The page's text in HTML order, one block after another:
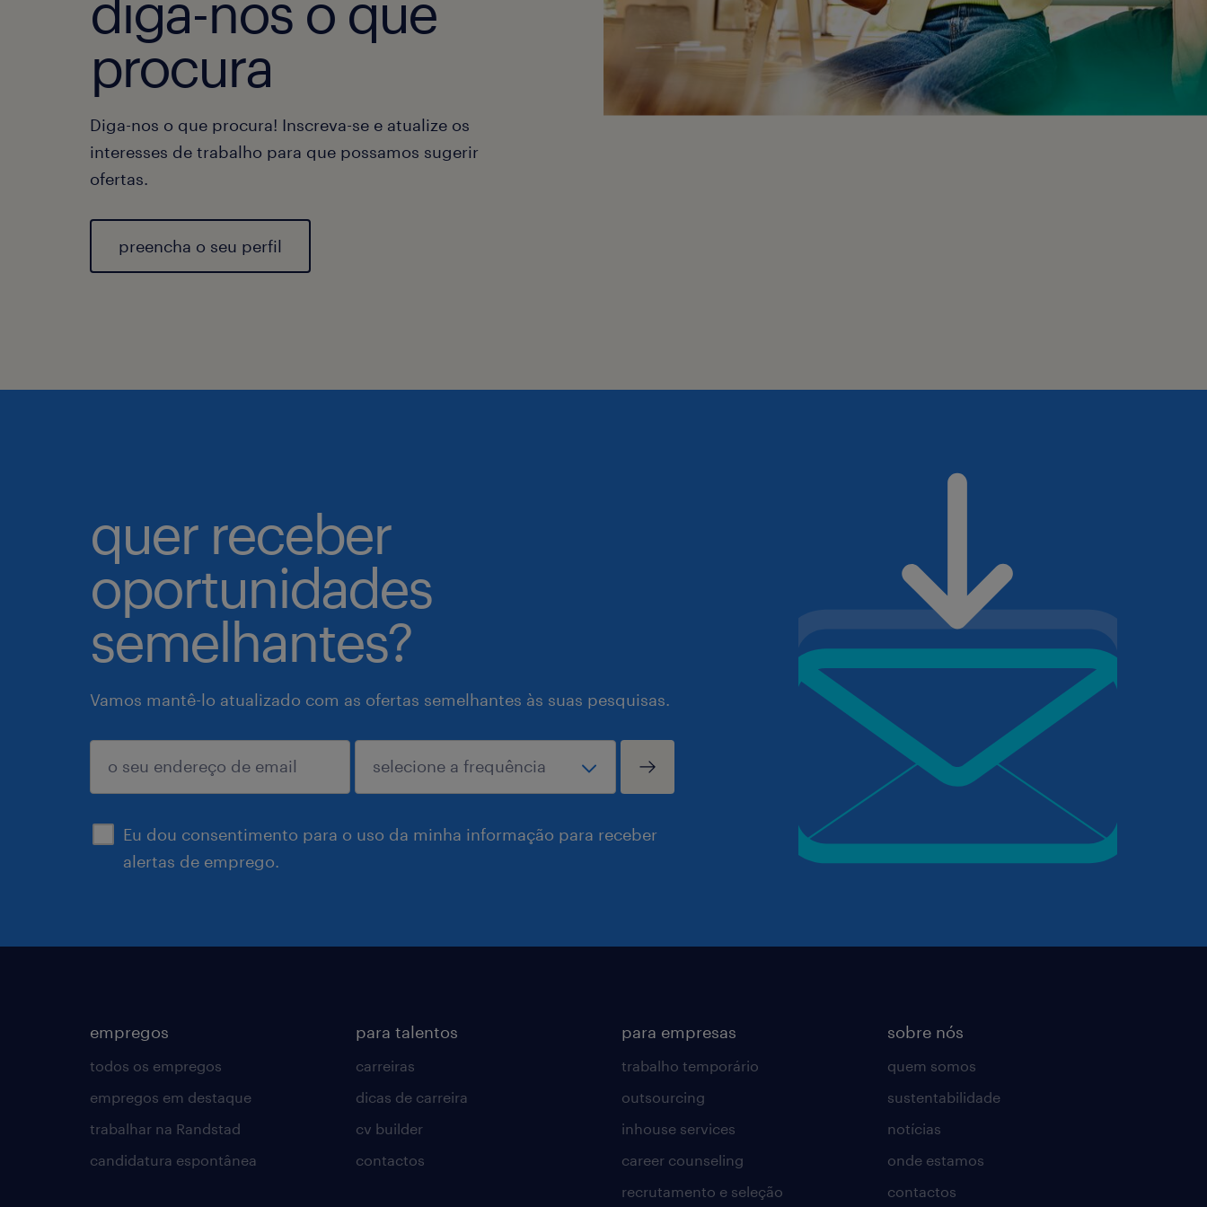
procura
Diga-nos o que procura! Inscreva-se e atualize os
interesses de trabalho para que possamos sugerir
ofertas.
preencha o seu perfil
quer receber
oportunidades
semelhantes?
Vamos mantê-lo atualizado com as ofertas semelhantes às suas pesquisas.
Eu dou consentimento para o uso da minha informação para receber
alertas de emprego.
enviar
empregos
todos os empregos
empregos em destaque
trabalhar na Randstad
candidatura espontânea
para talentos
carreiras
dicas de carreira
cv builder
contactos
para empresas
trabalho temporário
outsourcing
inhouse services
career counseling
recrutamento e seleção
sobre nós
quem somos
sustentabilidade
notícias
onde estamos
contactos